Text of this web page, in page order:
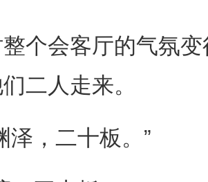
会客厅的气氛变
二人走来。
，二十板。”